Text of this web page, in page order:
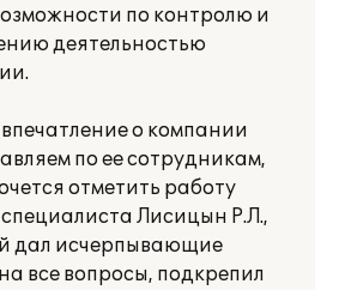
по контролю и
деятельностью
о компании
по ее сотрудникам,
отметить работу
Лисицын Р.Л.,
дал исчерпывающие
все вопросы, подкрепил